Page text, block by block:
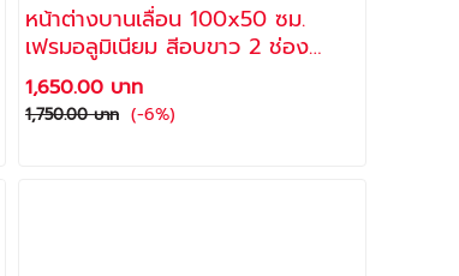
หน้าต่างบานเลื่อน 100x50 ซม.
เฟรมอลูมิเนียม สีอบขาว 2 ช่อง
พร้อมมุ้งลวด กระจกสีเขียวใสตัดแสง
(**FREE** พุ๊กและสกรู สำหรับติด
ตั้ง)
1,650.00 บาท
1,750.00 บาท (-6%)